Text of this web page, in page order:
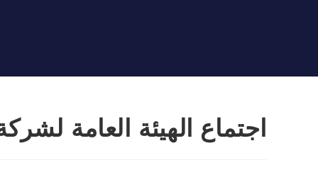
اجتماع الهيئة العامة